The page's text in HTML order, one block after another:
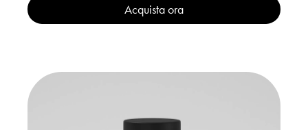
Acquista ora